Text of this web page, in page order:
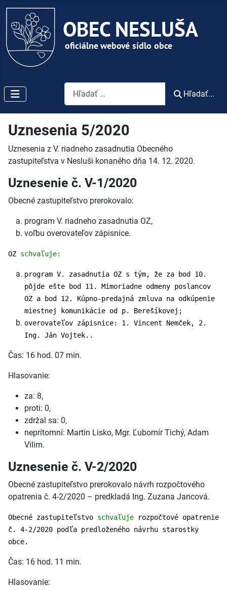
Vyhľadávanie
Hľadať...
Uznesenia 5/2020
Uznesenia z V. riadneho zasadnutia Obecného
zastupiteľstva v Nesluši konaného dňa 14. 12. 2020.
Uznesenie č. V-1/2020
Obecné zastupiteľstvo prerokovalo:
program V. riadneho zasadnutia OZ,
voľbu overovateľov zápisnice.
OZ schvaľuje:
program V. zasadnutia OZ s tým, že za bod 10.
pôjde ešte bod 11. Mimoriadne odmeny poslancov
OZ a bod 12. Kúpno-predajná zmluva na odkúpenie
miestnej komunikácie od p. Berešíkovej;
overovateľov zápisnice: 1. Vincent Nemček, 2.
Ing. Ján Vojtek..
Čas: 16 hod. 07 min.
Hlasovanie:
za: 8,
proti: 0,
zdržal sa: 0,
neprítomní: Martin Lisko, Mgr. Ľubomír Tichý, Adam
Vilim.
Uznesenie č. V-2/2020
Obecné zastupiteľstvo prerokovalo návrh rozpočtového
opatrenia č. 4-2/2020 – predkladá Ing. Zuzana Jancová.
Obecné zastupiteľstvo schvaľuje rozpočtové opatrenie
č. 4-2/2020 podľa predloženého návrhu starostky
obce.
Čas: 16 hod. 11 min.
Hlasovanie: